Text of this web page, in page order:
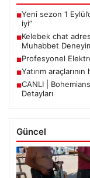
■Yeni sezon 1
iyi”
■Kelebek chat
Muhabbet
■Profesyonel
■Yatırım
■CANLI |
Detayları
Güncel